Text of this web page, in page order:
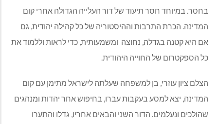
במיוחד חסר תיעוד של דור העלייה הגדולה אחרי קום
הכרת התרבות וההיסטוריה של כל קהילה יהודית, גם
היא קטנה בגדלה, נחוצה ומשמעותית, כדי לראות וללמוד את
הספקטרום של החוייה היהודית.
ציון עוזרי, בן למשפחה שעלתה לישראל מתימן עם קום
יצא למסע בעקבות עברו, בחיפוש אחר יהדות ומנהגים
ונעלמים. הדור השני והבאים אחריו, גדלו והתערו